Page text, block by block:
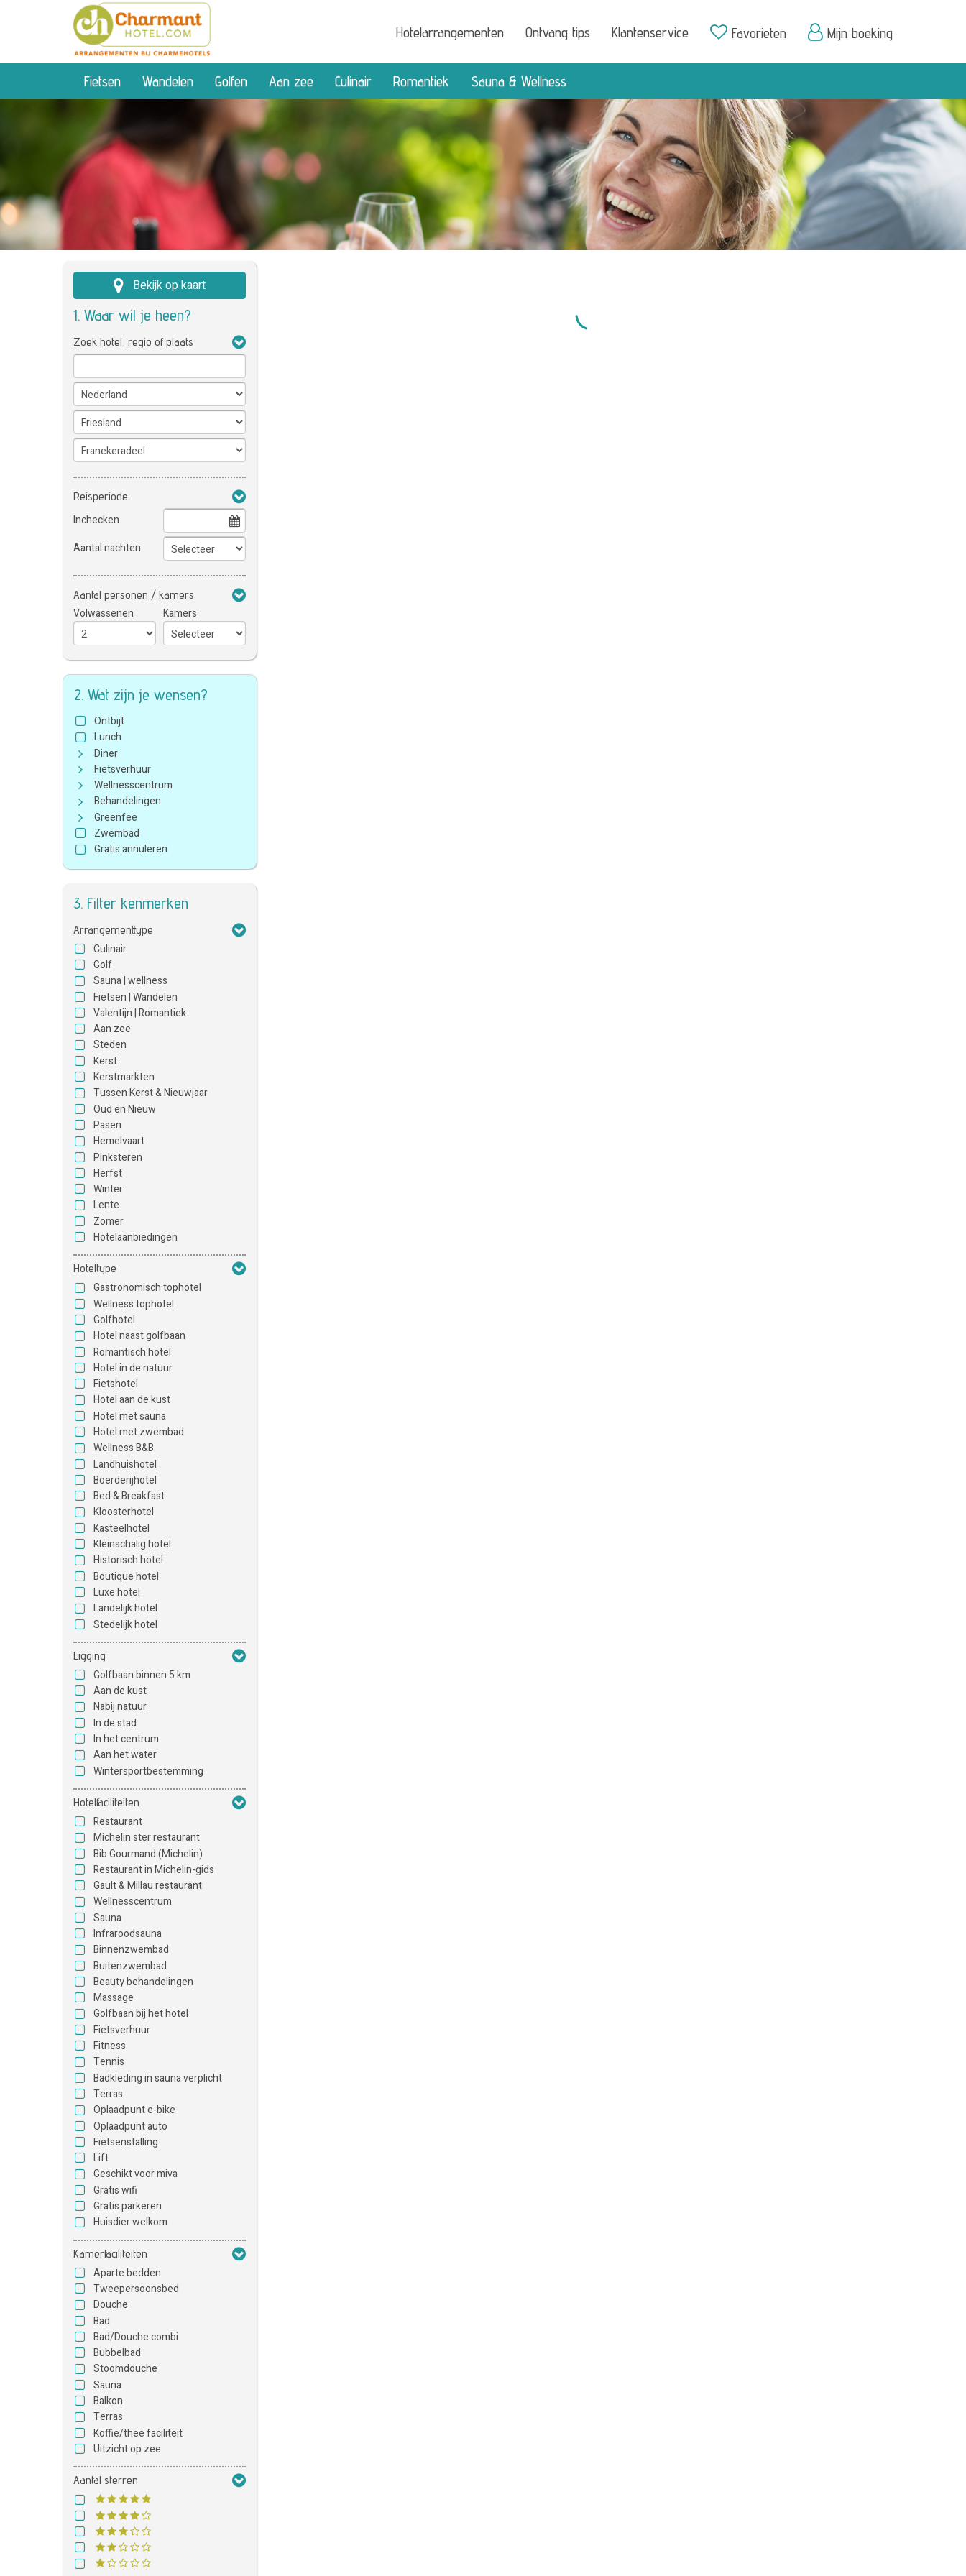
Hotelarrangementen Ontvang tips Klantenservice Favorieten Mijn boeking
Fietsen Wandelen Golfen Aan zee Culinair Romantiek Sauna & Wellness
Bekijk op kaart
1. Waar wil je heen?
Zoek hotel, regio of plaats
Reisperiode
Inchecken
Aantal nachten
Aantal personen / kamers
Volwassenen Kamers
2. Wat zijn je wensen?
Ontbijt
Lunch
Diner
Fietsverhuur
Wellnesscentrum
Behandelingen
Greenfee
Zwembad
Gratis annuleren
3. Filter kenmerken
Arrangementtype
Culinair
Golf
Sauna | wellness
Fietsen | Wandelen
Valentijn | Romantiek
Aan zee
Steden
Kerst
Kerstmarkten
Tussen Kerst & Nieuwjaar
Oud en Nieuw
Pasen
Hemelvaart
Pinksteren
Herfst
Winter
Lente
Zomer
Hotelaanbiedingen
Hoteltype
Gastronomisch tophotel
Wellness tophotel
Golfhotel
Hotel naast golfbaan
Romantisch hotel
Hotel in de natuur
Fietshotel
Hotel aan de kust
Hotel met sauna
Hotel met zwembad
Wellness B&B
Landhuishotel
Boerderijhotel
Bed & Breakfast
Kloosterhotel
Kasteelhotel
Kleinschalig hotel
Historisch hotel
Boutique hotel
Luxe hotel
Landelijk hotel
Stedelijk hotel
Ligging
Golfbaan binnen 5 km
Aan de kust
Nabij natuur
In de stad
In het centrum
Aan het water
Wintersportbestemming
Hotelfaciliteiten
Restaurant
Michelin ster restaurant
Bib Gourmand (Michelin)
Restaurant in Michelin-gids
Gault & Millau restaurant
Wellnesscentrum
Sauna
Infraroodsauna
Binnenzwembad
Buitenzwembad
Beauty behandelingen
Massage
Golfbaan bij het hotel
Fietsverhuur
Fitness
Tennis
Badkleding in sauna verplicht
Terras
Oplaadpunt e-bike
Oplaadpunt auto
Fietsenstalling
Lift
Geschikt voor miva
Gratis wifi
Gratis parkeren
Huisdier welkom
Kamerfaciliteiten
Aparte bedden
Tweepersoonsbed
Douche
Bad
Bad/Douche combi
Bubbelbad
Stoomdouche
Sauna
Balkon
Terras
Koffie/thee faciliteit
Uitzicht op zee
Aantal sterren